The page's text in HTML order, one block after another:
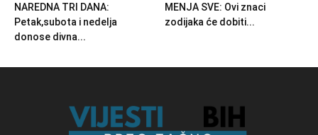
NAREDNA TRI DANA:
Petak,subota i nedelja
donose divna...
MENJA SVE: Ovi znaci
zodijaka će dobiti...